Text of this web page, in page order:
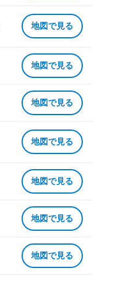
地図で見る
地図で見る
地図で見る
地図で見る
地図で見る
地図で見る
地図で見る